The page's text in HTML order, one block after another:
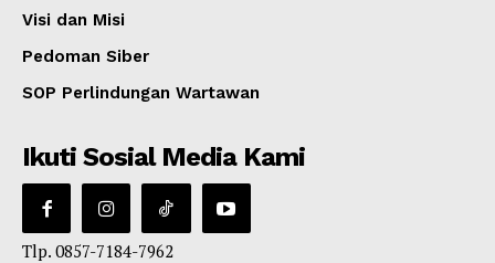
Visi dan Misi
Pedoman Siber
SOP Perlindungan Wartawan
Ikuti Sosial Media Kami
Tlp. 0857-7184-7962